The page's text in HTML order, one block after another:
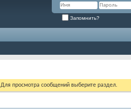
Запомнить?
Для просмотра сообщений выберите раздел.